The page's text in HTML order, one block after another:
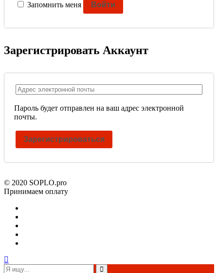
Запомнить меня Войти
Зарегистрировать Аккаунт
Пароль будет отправлен на ваш адрес электронной
почты.
Зарегистрироваться
© 2020 SOPLO.pro
Принимаем оплату